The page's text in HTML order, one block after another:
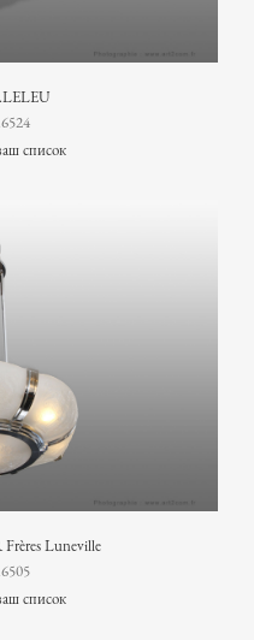
список
Luneville
список